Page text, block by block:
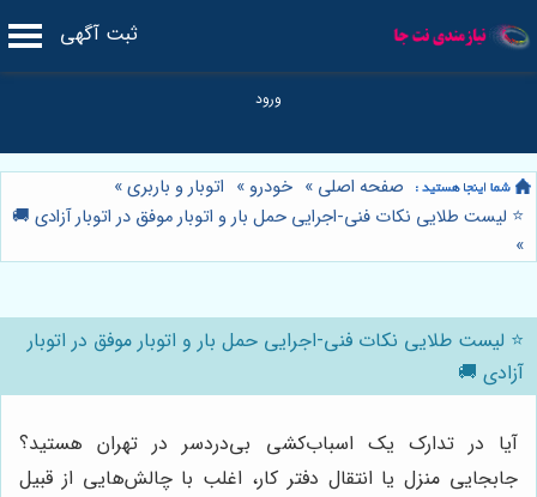
ثبت آگهی
صفحه اصلی » خودرو » اتوبار و باربری»
⭐️ لیست طلایی نکات فنی-اجرایی حمل بار و اتوبار موفق در اتوبار آزادی 🚚
»
⭐️ لیست طلایی نکات فنی-اجرایی حمل بار و اتوبار موفق در اتوبار
آزادی 🚚
آیا در تدارک یک اسباب‌کشی بی‌دردسر در تهران هستید؟
جابجایی منزل یا انتقال دفتر کار، اغلب با چالش‌هایی از قبیل